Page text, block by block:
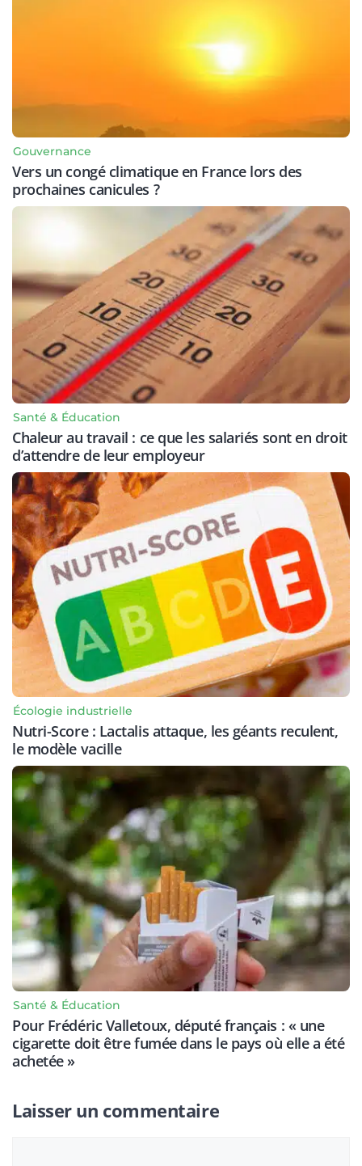
Gouvernance
Vers un congé climatique en France lors des
prochaines canicules ?
Santé & Éducation
Chaleur au travail : ce que les salariés sont en droit
d’attendre de leur employeur
Écologie industrielle
Nutri-Score : Lactalis attaque, les géants reculent,
le modèle vacille
Santé & Éducation
Pour Frédéric Valletoux, député français : « une
cigarette doit être fumée dans le pays où elle a été
achetée »
Laisser un commentaire